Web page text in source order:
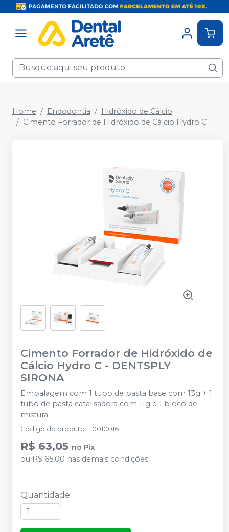
Home Endodontia
Hidróxido de Cálcio
Cimento Forrador de Hidróxido de Cálcio Hydro C
Cimento Forrador de Hidróxido de
Cálcio Hydro C - DENTSPLY
SIRONA
Embalagem com 1 tubo de pasta base com 13g + 1
tubo de pasta catalisadora com 11g e 1 bloco de
mistura.
Código do produto: 110010016
R$ 63,05 no Pix
ou R$ 65,00 nas demais condições
Quantidade: